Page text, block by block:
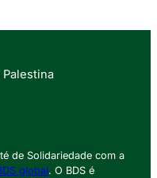
de Solidariedade com a
global. O BDS é